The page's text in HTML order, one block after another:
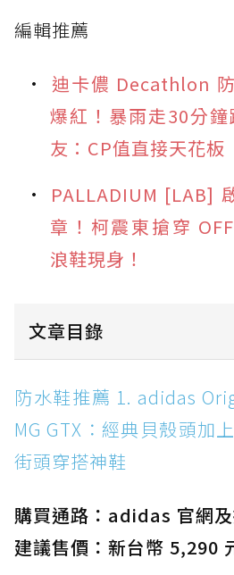
編輯推薦
迪卡儂 Decathlon
爆紅！暴雨走30分
友：CP值直接天花板
PALLADIUM [LAB]
章！柯震東搶穿
浪鞋現身！
文章目錄
防水鞋推薦 1. adidas
MG GTX：經典貝殼頭加上
頭穿搭神鞋
防水鞋推薦 2. New
防水鞋推薦 3. Nike Dunk
經典 Dunk 輪廓加上防水
打折
防水鞋推薦 1. adidas
MG GTX：經典貝殼頭加
街頭穿搭神鞋
購買通路：adidas 官網
建議售價：新台幣 5,290